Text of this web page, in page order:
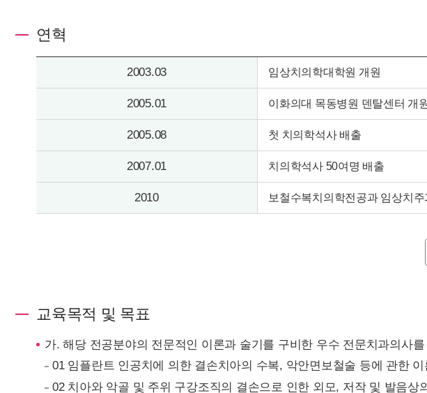
연혁
2003.03 임상치의학대학원 개원
2005.01 이화의대 목동병원 덴탈센터 개원
2005.08 첫 치의학석사 배출
2007.01 치의학석사 50여명 배출
2010 보철수복치의학전공과 임상치
교육목적 및 목표
가. 해당 전공분야의 전문적인 이론과 술기를 구비한 우수 전문치과의사
01 임플란트 인공치에 의한 결손치아의 수복, 악안면보철술 등에 관한
02 치아와 악골 및 주위 구강조직의 결손으로 인한 외모, 저작 및 발음